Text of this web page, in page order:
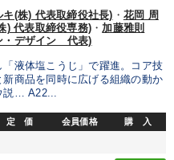
(株) 代表取締役社長) ・ 花岡 周
) 代表取締役専務) ・加藤雅則
・デザイン 代表)
液体塩こうじ」で躍進。コア技
商品を同時に広げる組織の動か
説… A22...
定 価 会員価格 購 入